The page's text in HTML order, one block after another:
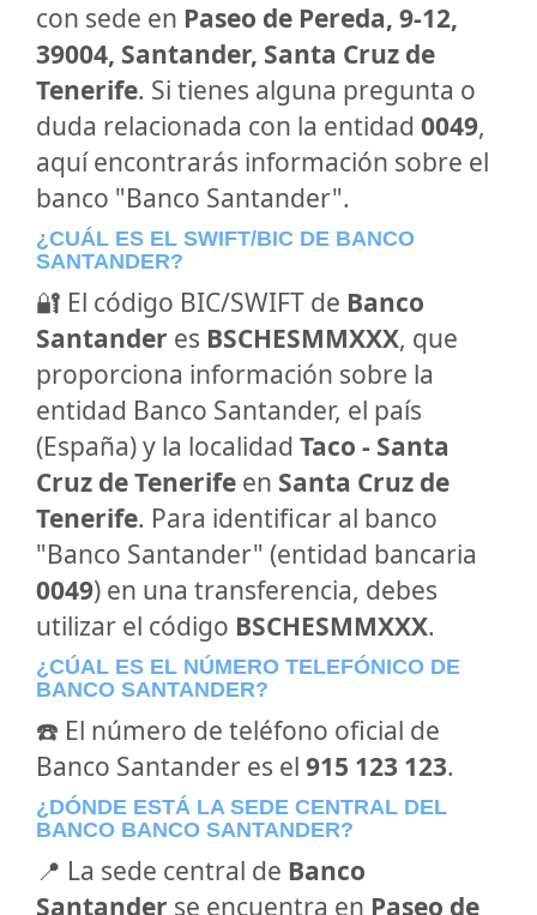
con sede en Paseo de Pereda, 9-12,
39004, Santander, Santa Cruz de
Tenerife. Si tienes alguna pregunta o
duda relacionada con la entidad 0049,
aquí encontrarás información sobre el
banco "Banco Santander".
¿CUÁL ES EL SWIFT/BIC DE BANCO
SANTANDER?
🔐 El código BIC/SWIFT de Banco
Santander es BSCHESMMXXX, que
proporciona información sobre la
entidad Banco Santander, el país
(España) y la localidad Taco - Santa
Cruz de Tenerife en Santa Cruz de
Tenerife. Para identificar al banco
"Banco Santander" (entidad bancaria
0049) en una transferencia, debes
utilizar el código BSCHESMMXXX.
¿CÚAL ES EL NÚMERO TELEFÓNICO DE
BANCO SANTANDER?
☎️ El número de teléfono oficial de
Banco Santander es el 915 123 123.
¿DÓNDE ESTÁ LA SEDE CENTRAL DEL
BANCO BANCO SANTANDER?
📍 La sede central de Banco
Santander se encuentra en Paseo de